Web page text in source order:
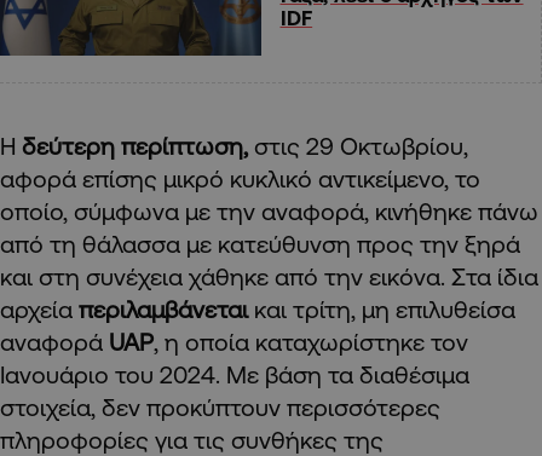
IDF
Η δεύτερη περίπτωση, στις 29 Οκτωβρίου,
αφορά επίσης μικρό κυκλικό αντικείμενο, το
οποίο, σύμφωνα με την αναφορά, κινήθηκε πάνω
από τη θάλασσα με κατεύθυνση προς την ξηρά
και στη συνέχεια χάθηκε από την εικόνα. Στα ίδια
αρχεία περιλαμβάνεται και τρίτη, μη επιλυθείσα
αναφορά UAP , η οποία καταχωρίστηκε τον
Ιανουάριο του 2024. Με βάση τα διαθέσιμα
στοιχεία, δεν προκύπτουν περισσότερες
πληροφορίες για τις συνθήκες της